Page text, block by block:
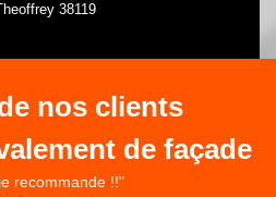
38119
nos clients
de façade
recommande !!"